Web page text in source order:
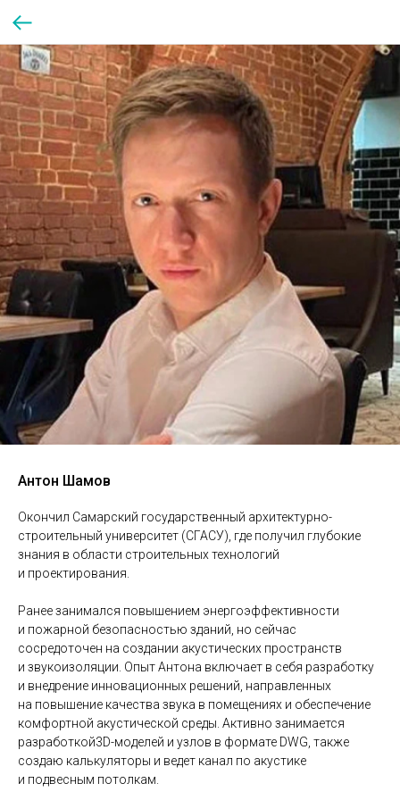
Антон Шамов
Окончил Самарский государственный архитектурно-
строительный университет (СГАСУ), где получил глубокие
знания в области строительных технологий
и проектирования.
Ранее занимался повышением энергоэффективности
и пожарной безопасностью зданий, но сейчас
сосредоточен на создании акустических пространств
и звукоизоляции. Опыт Антона включает в себя разработку
и внедрение инновационных решений, направленных
на повышение качества звука в помещениях и обеспечение
комфортной акустической среды. Активно занимается
разработкой3D-моделей и узлов в формате DWG, также
создаю калькуляторы и ведет канал по акустике
и подвесным потолкам.